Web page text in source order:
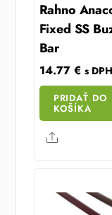
Rahno
Fixed SS
Bar
14.77 € s DPH
PRIDAŤ DO
KOŠÍKA
Share